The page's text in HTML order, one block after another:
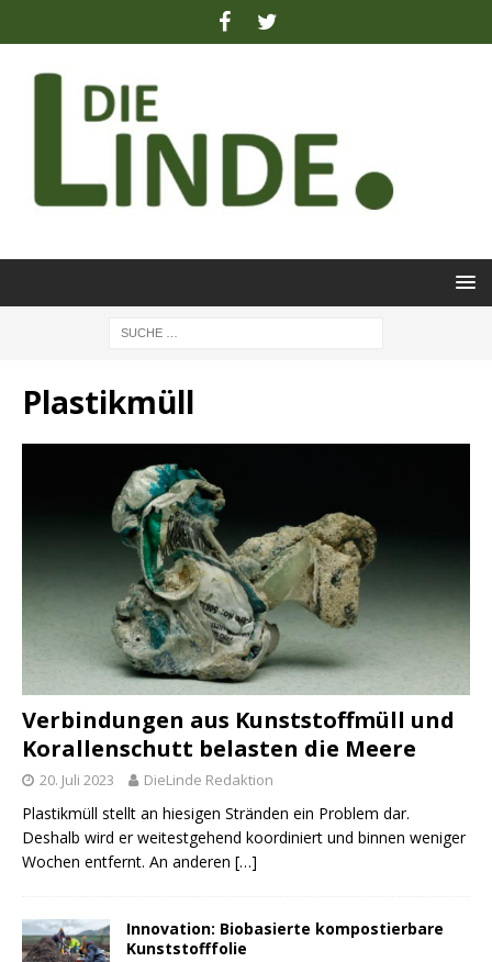
Plastikmüll
Verbindungen aus Kunststoffmüll und
Korallenschutt belasten die Meere
20. Juli 2023 DieLinde Redaktion
Plastikmüll stellt an hiesigen Stränden ein Problem dar.
Deshalb wird er weitestgehend koordiniert und binnen weniger
Wochen entfernt. An anderen […]
Innovation: Biobasierte kompostierbare
Kunststofffolie